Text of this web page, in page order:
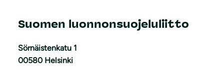
Suomen luonnonsuojeluliitto
Sörnäistenkatu 1
00580 Helsinki